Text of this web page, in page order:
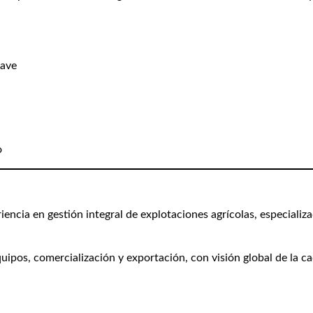
en gestión integral de explotaciones agrícolas,
comercialización y exportación, con visión global de la